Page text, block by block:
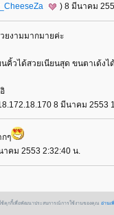
) 8 มีนาคม
ยงามมากมายค่ะ
คิ้วได้สวยเนียนสุด ขนตาเด้งไ
8 มีนาคม 2553
กๆ
าคม 2553 2:32:40 น.
อ่ะ
ช้คุกกี้เพื่อพัฒนาประสบการณ์การใช้งานของคุณ อ่านเ